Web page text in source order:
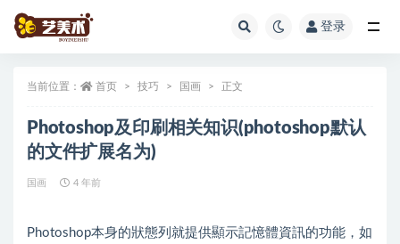
登录
当前位置： 首页 技巧 国画 正文
Photoshop及印刷相关知识(photoshop默认
的文件扩展名为)
国画 4 年前
Photoshop本身的狀態列就提供顯示記憶體資訊的功能，如